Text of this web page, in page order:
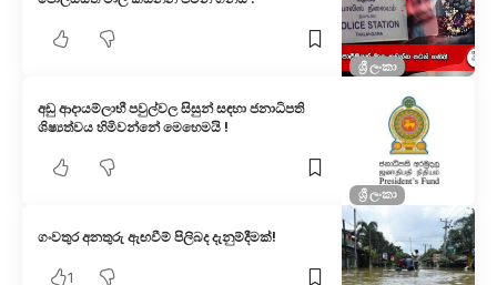
ශ්‍රී ලංකා
ශ්‍රී ලංකා
අඩු ආදායම්ලාභී පවුල්වල සිසුන් සඳහා ජනාධිපති
ශිෂ්‍යත්වය හිමිවන්නේ මෙහෙමයි !
ගංවතුර අනතුරු ඇඟවීම් පිලිබද දැනුම්දීමක්!
1